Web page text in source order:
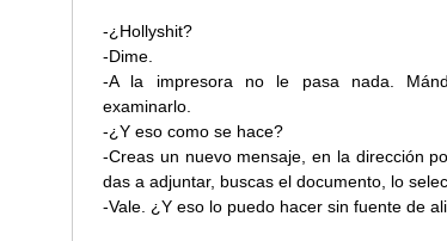
-¿Hollyshit?
-Dime.
-A la impresora no le pasa nada.
examinarlo.
-¿Y eso como se hace?
-Creas un nuevo mensaje, en la dirección
das a adjuntar, buscas el documento, lo
-Vale. ¿Y eso lo puedo hacer sin fuente de